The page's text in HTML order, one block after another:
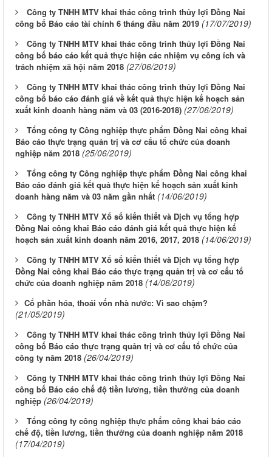
Công ty TNHH MTV khai thác công trình thủy lợi Đồng Nai
công bố Báo cáo tài chính 6 tháng đầu năm 2019 (17/07/2019)
Công ty TNHH MTV khai thác công trình thủy lợi Đồng Nai
công bố báo cáo kết quả thực hiện các nhiệm vụ công ích và
trách nhiệm xã hội năm 2018 (27/06/2019)
Công ty TNHH MTV khai thác công trình thủy lợi Đồng Nai
công bố báo cáo đánh giá về kết quả thực hiện kế hoạch sản
xuất kinh doanh hàng năm và 03 (2016-2018) (27/06/2019)
Tổng công ty Công nghiệp thực phẩm Đồng Nai công khai
Báo cáo thực trạng quản trị và cơ cấu tổ chức của doanh
nghiệp năm 2018 (25/06/2019)
Tổng công ty Công nghiệp thực phẩm Đồng Nai công khai
Báo cáo đánh giá kết quả thực hiện kế hoạch sản xuất kinh
doanh hàng năm và 03 năm gần nhất (14/06/2019)
Công ty TNHH MTV Xổ số kiến thiết và Dịch vụ tổng hợp
Đồng Nai công khai Báo cáo đánh giá kết quả thực hiện kế
hoạch sản xuất kinh doanh năm 2016, 2017, 2018 (14/06/2019)
Công ty TNHH MTV Xổ số kiến thiết và Dịch vụ tổng hợp
Đồng Nai công khai Báo cáo thực trạng quản trị và cơ cấu tổ
chức của doanh nghiệp năm 2018 (14/06/2019)
​Cổ phần hóa, thoái vốn nhà nước: Vì sao chậm?
(21/05/2019)
Công ty TNHH MTV khai thác công trình thủy lợi Đồng Nai
công bố Báo cáo thực trạng quản trị và cơ cấu tổ chức của
công ty năm 2018 (26/04/2019)
Công ty TNHH MTV khai thác công trình thủy lợi Đồng Nai
công bố Báo cáo chế độ tiền lương, tiền thưởng của doanh
nghiệp (26/04/2019)
Tổng công ty công nghiệp thực phẩm công khai báo cáo
chế độ, tiền lương, tiền thưởng của doanh nghiệp năm 2018
(17/04/2019)